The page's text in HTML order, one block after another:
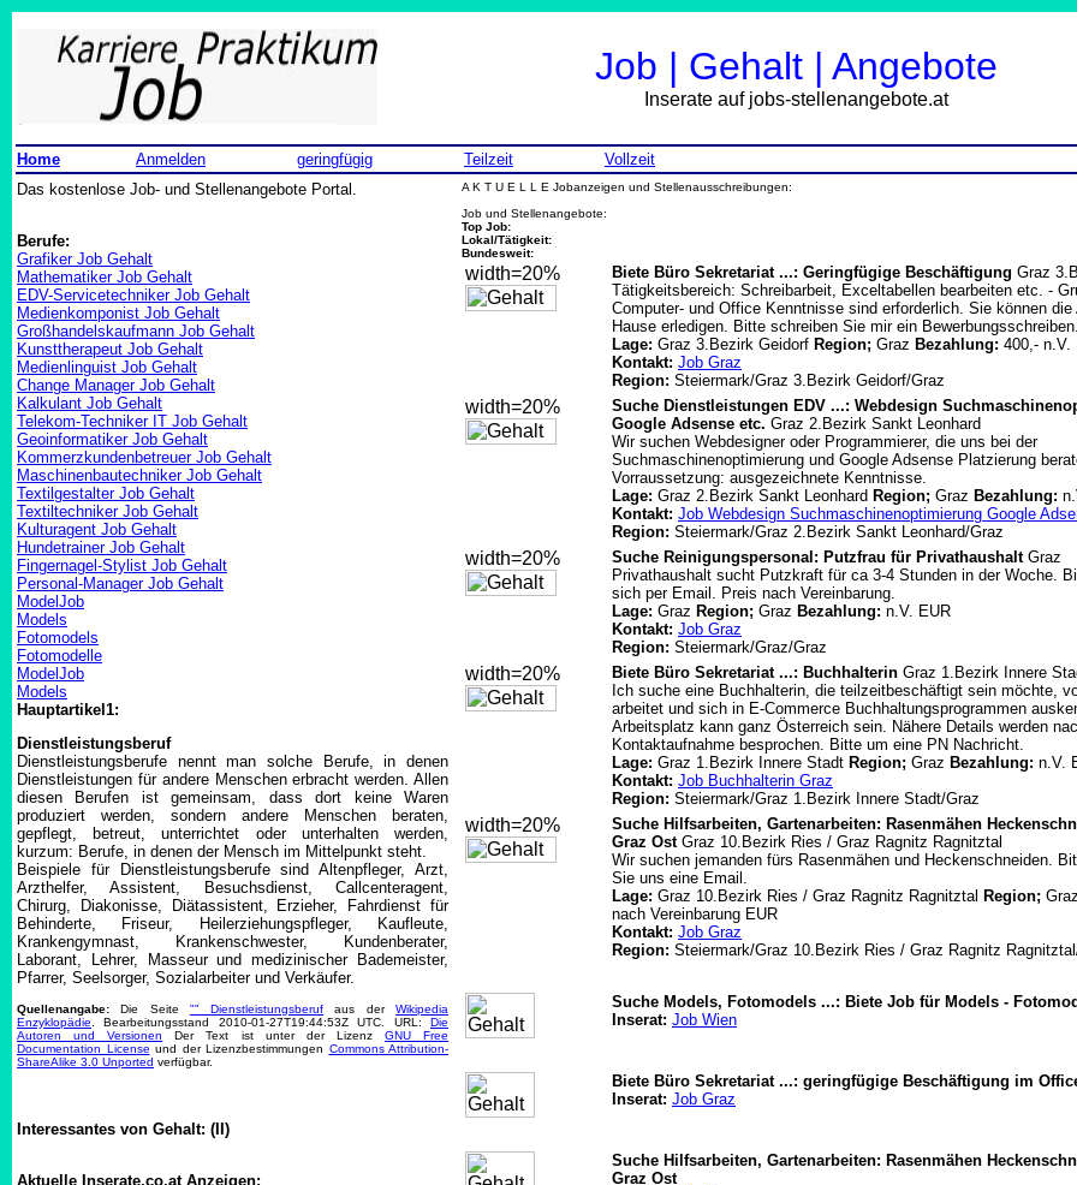
Job | Gehalt | Angebote
Inserate auf jobs-stellenangebote.at
Home Anmelden geringfügig Teilzeit
Vollzeit
Das kostenlose Job- und Stellenangebote Portal.
Berufe:
Grafiker Job Gehalt
Mathematiker Job Gehalt
EDV-Servicetechniker Job Gehalt
Medienkomponist Job Gehalt
Großhandelskaufmann Job Gehalt
Kunsttherapeut Job Gehalt
Medienlinguist Job Gehalt
Change Manager Job Gehalt
Kalkulant Job Gehalt
Telekom-Techniker IT Job Gehalt
Geoinformatiker Job Gehalt
Kommerzkundenbetreuer Job Gehalt
Maschinenbautechniker Job Gehalt
Textilgestalter Job Gehalt
Textiltechniker Job Gehalt
Kulturagent Job Gehalt
Hundetrainer Job Gehalt
Fingernagel-Stylist Job Gehalt
Personal-Manager Job Gehalt
ModelJob
Models
Fotomodels
Fotomodelle
ModelJob
Models
Hauptartikel1:
Dienstleistungsberuf
Dienstleistungsberufe nennt man solche Berufe, in denen
Dienstleistungen für andere Menschen erbracht werden. Allen
diesen Berufen ist gemeinsam, dass dort keine Waren
produziert werden, sondern andere Menschen beraten,
gepflegt, betreut, unterrichtet oder unterhalten werden,
kurzum: Berufe, in denen der Mensch im Mittelpunkt steht.
Beispiele für Dienstleistungsberufe sind Altenpfleger, Arzt,
Arzthelfer, Assistent, Besuchsdienst, Callcenteragent,
Chirurg, Diakonisse, Diätassistent, Erzieher, Fahrdienst für
Behinderte, Friseur, Heilerziehungspfleger, Kaufleute,
Krankengymnast, Krankenschwester, Kundenberater,
Laborant, Lehrer, Masseur und medizinischer Bademeister,
Pfarrer, Seelsorger, Sozialarbeiter und Verkäufer.
Quellenangabe:Die Seite "" Dienstleistungsberuf aus derWikipedia
Enzyklopädie . Bearbeitungsstand 2010-01-27T19:44:53Z UTC. URL: Die
Autoren und Versionen
Der Text ist unter der Lizenz GNU Free
Documentation License und der Lizenzbestimmungen Commons Attribution-
ShareAlike 3.0 Unported verfügbar.
Interessantes von Gehalt: (II)
Aktuelle Inserate.co.at Anzeigen:
A K T U E L L E Jobanzeigen und Stellenausschreibungen:
Job und Stellenangebote:
Top Job:
Lokal/Tätigkeit:
Bundesweit:
width=20% Biete Büro Sekretariat ...: Geringfügige Beschäftigung Graz
Tätigkeitsbereich: Schreibarbeit, Exceltabellen bearbeiten etc. -
Computer- und Office Kenntnisse sind erforderlich. Sie können
Hause erledigen. Bitte schreiben Sie mir ein
Lage: Graz 3.Bezirk Geidorf Region; Graz Bezahlung: 400,- n.V.
Kontakt: Job Graz
Region: Steiermark/Graz 3.Bezirk Geidorf/Graz
width=20%
Suche Dienstleistungen EDV ...: Webdesign
Google Adsense etc. Graz 2.Bezirk Sankt Leonhard
Wir suchen Webdesigner oder Programmierer, die uns bei der
Suchmaschinenoptimierung und Google Adsense Platzierung
Vorraussetzung: ausgezeichnete Kenntnisse.
Lage: Graz 2.Bezirk Sankt Leonhard Region; Graz Bezahlung:
Kontakt: Job Webdesign Suchmaschinenoptimierung Google
Region: Steiermark/Graz 2.Bezirk Sankt Leonhard/Graz
width=20% Suche Reinigungspersonal: Putzfrau für Privathaushalt Graz
Privathaushalt sucht Putzkraft für ca 3-4 Stunden in der Woche.
sich per Email. Preis nach Vereinbarung.
Lage: Graz Region; Graz Bezahlung: n.V. EUR
Kontakt: Job Graz
Region: Steiermark/Graz/Graz
width=20% Biete Büro Sekretariat ...: Buchhalterin Graz 1.Bezirk Innere
Ich suche eine Buchhalterin, die teilzeitbeschäftigt sein möchte,
arbeitet und sich in E-Commerce Buchhaltungsprogrammen
Arbeitsplatz kann ganz Österreich sein. Nähere Details werden
Kontaktaufnahme besprochen. Bitte um eine PN Nachricht.
Lage: Graz 1.Bezirk Innere Stadt Region; Graz Bezahlung: n.V.
Kontakt: Job Buchhalterin Graz
Region: Steiermark/Graz 1.Bezirk Innere Stadt/Graz
width=20%
Suche Hilfsarbeiten, Gartenarbeiten: Rasenmähen
Graz Ost Graz 10.Bezirk Ries / Graz Ragnitz Ragnitztal
Wir suchen jemanden fürs Rasenmähen und Heckenschneiden.
Sie uns eine Email.
Lage: Graz 10.Bezirk Ries / Graz Ragnitz Ragnitztal Region;
nach Vereinbarung EUR
Kontakt: Job Graz
Region: Steiermark/Graz 10.Bezirk Ries / Graz Ragnitz
Suche Models, Fotomodels ...: Biete Job für Models -
Inserat: Job Wien
Biete Büro Sekretariat ...: geringfügige Beschäftigung im
Inserat: Job Graz
Suche Hilfsarbeiten, Gartenarbeiten: Rasenmähen
Graz Ost